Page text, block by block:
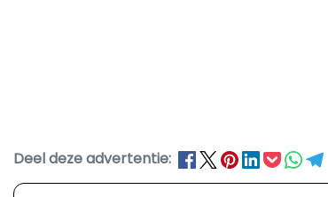
Deel deze advertentie: